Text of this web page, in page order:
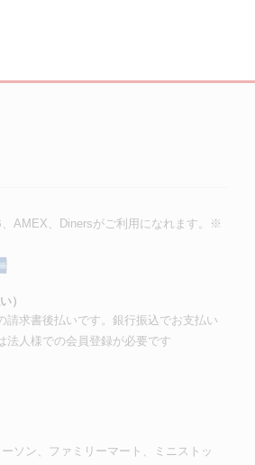
AMEX、Dinersがご利用になれます。※
）
請求書後払いです。銀行振込でお支払い
人様での会員登録が必要です
ソン、ファミリーマート、ミニストッ